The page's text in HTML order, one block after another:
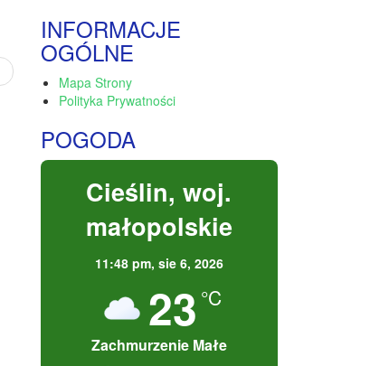
INFORMACJE
OGÓLNE
Mapa Strony
Polityka Prywatności
POGODA
Cieślin, woj.
małopolskie
11:48 pm, sie 6, 2026
23 °C
Zachmurzenie Małe